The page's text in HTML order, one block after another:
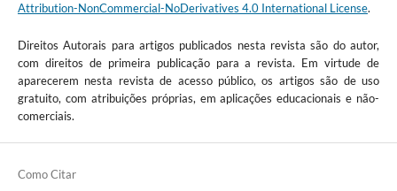
Attribution-NonCommercial-NoDerivatives 4.0 International License.
Direitos Autorais para artigos publicados nesta revista são do autor,
com direitos de primeira publicação para a revista. Em virtude de
aparecerem nesta revista de acesso público, os artigos são de uso
gratuito, com atribuições próprias, em aplicações educacionais e não-
comerciais.
Como Citar